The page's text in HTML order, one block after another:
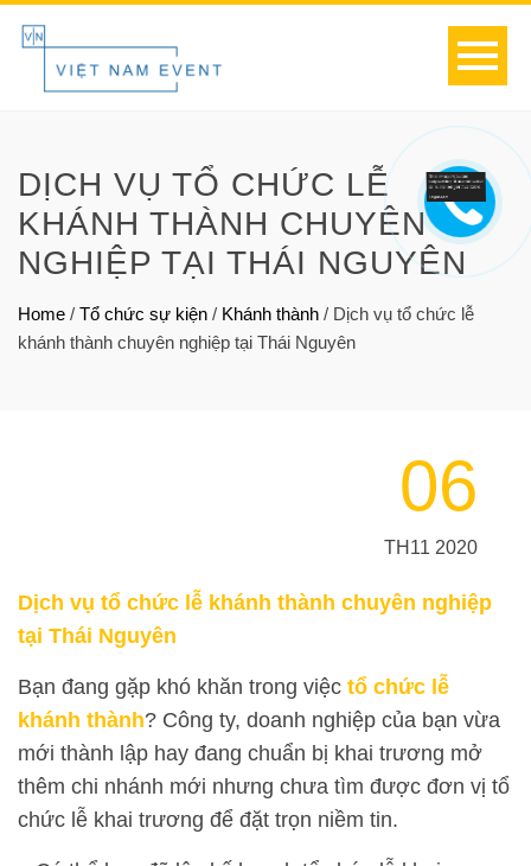
DỊCH VỤ TỔ CHỨC LỄ
KHÁNH THÀNH CHUYÊN
NGHIỆP TẠI THÁI NGUYÊN
Home / Tổ chức sự kiện / Khánh thành / Dịch vụ tổ chức lễ
khánh thành chuyên nghiệp tại Thái Nguyên
06
TH11 2020
Dịch vụ tổ chức lễ khánh thành chuyên nghiệp
tại Thái Nguyên
Bạn đang gặp khó khăn trong việc tổ chức lễ
khánh thành? Công ty, doanh nghiệp của bạn vừa
mới thành lập hay đang chuẩn bị khai trương mở
thêm chi nhánh mới nhưng chưa tìm được đơn vị tổ
chức lễ khai trương để đặt trọn niềm tin.